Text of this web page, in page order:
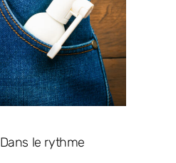
Dans le rythme